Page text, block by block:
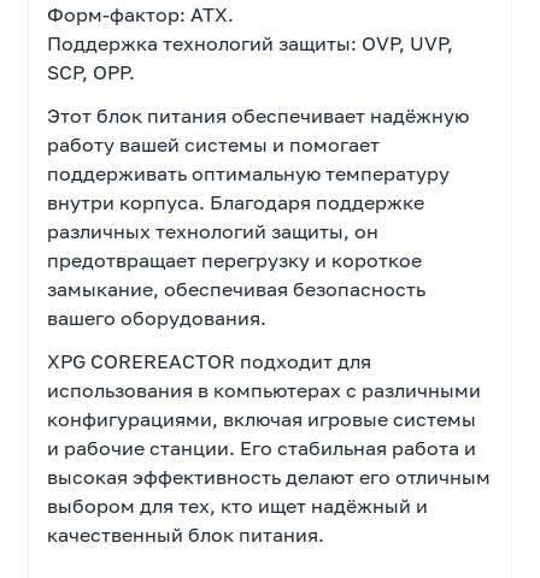
Форм-фактор: ATX.
Поддержка технологий защиты: OVP, UVP,
SCP, OPP.
Этот блок питания обеспечивает надёжную
работу вашей системы и помогает
поддерживать оптимальную температуру
внутри корпуса. Благодаря поддержке
различных технологий защиты, он
предотвращает перегрузку и короткое
замыкание, обеспечивая безопасность
вашего оборудования.
XPG COREREACTOR подходит для
использования в компьютерах с различными
конфигурациями, включая игровые системы
и рабочие станции. Его стабильная работа и
высокая эффективность делают его отличным
выбором для тех, кто ищет надёжный и
качественный блок питания.